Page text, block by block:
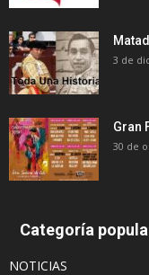
3 de
Gran
30 de
Categoría
NOTICIAS